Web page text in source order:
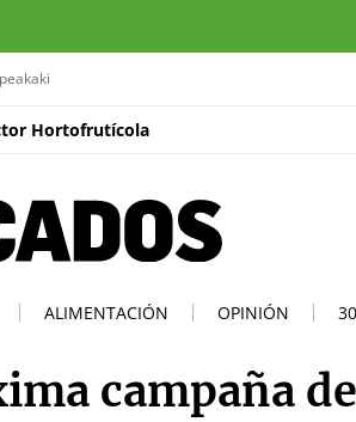
kaki
Hortofrutícola
ALIMENTACIÓN OPINIÓN
campaña de